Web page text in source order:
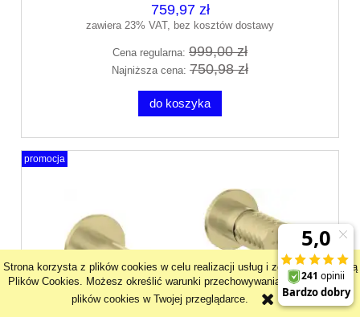
Strona korzysta z plików cookies w celu realizacji usług i zgodnie z Polityką
Plików Cookies. Możesz określić warunki przechowywania lub dostępu do
plików cookies w Twojej przeglądarce.
759,97 zł
zawiera 23% VAT, bez kosztów dostawy
Cena regularna: 999,00 zł
Najniższa cena: 750,98 zł
do koszyka
promocja